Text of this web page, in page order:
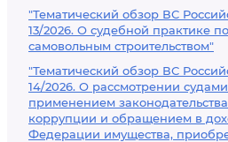
"Тематический обзор ВС
13/2026. О судебной практике
самовольным строительством"
"Тематический обзор ВС
14/2026. О рассмотрении
применением
коррупции и обращением в
Федерации имущества,